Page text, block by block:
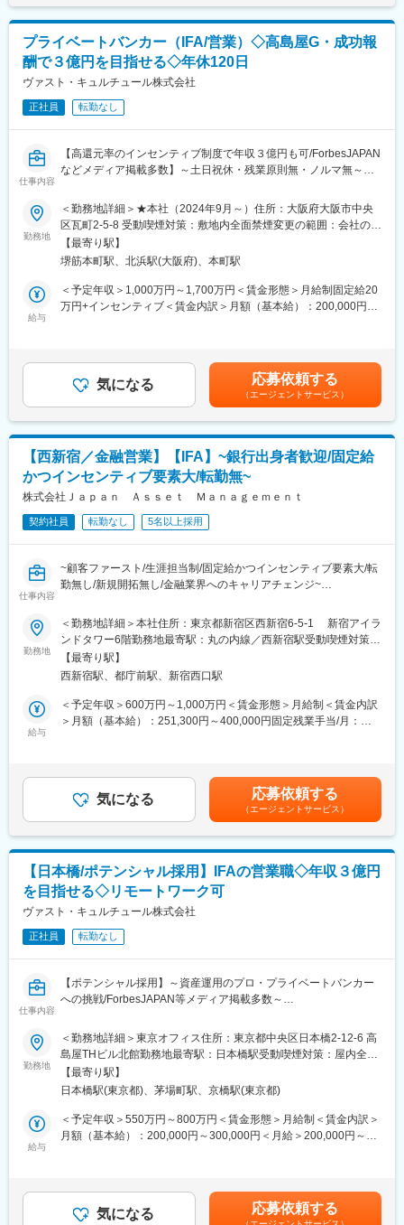
うものがありません。
お客様へのより良い提案に集中いただけます。
（2）転勤無し！長期的にお客様のサポート可能
お客様の一生涯のパートナーになることで、短期的なアドバイス
ではなく、長期的な視点でアドバイスすることが可能です。
※営業スタイル：電話・商談（外回り）
【研修・サポート体制】
研修資料等を活用しながら、先輩プライベートバンカーが教育担
当としてつき、成長・活躍できるようOJTを実行していきます。
新規開拓からアフターフォローまでしっかりとサポートいたしま
す。
【一人立ちの時期】
２年程度を目安としておりますが、早い方だと半年で一人前とし
て昇格し、現在もご活躍頂いております。
【過去の入社者経歴】
■当社の特徴・魅力：
（1）創業メンバーがスイスのプライベートバンク出身
営業開始から約２年半で預かり資産残高約３２０億円突破。豊富
（2）トップダウンではない、フラットな社風
定期的に営業戦略会議を開催し、成功事例の共有や、お客様の相
富裕層向けのプライベートバンクである当社は取扱金額も大きい
ため、成果報酬で高収入を目指せます。
■IFAとは：
「独立系ファイナンシャルアドバイザー」とも呼ばれる、金融ア
ドバイザーの業態の一種です。既存の金融機関から独立している
ため、中立的な立場で顧客の立場に立った金融アドバイスが可能
です。今後日本でも高く評価される兆しがあり将来性があるビジ
ネスです。
プライベートバンカー（IFA/営業）◇高島屋G・成功報
酬で３億円を目指せる◇年休120日
ヴァスト・キュルチュール株式会社
正社員 転勤なし
仕事内容
【高還元率のインセンティブ制度で年収３億円も可/ForbesJAPAN
などメディア掲載多数】～土日祝休・残業原則無・ノルマ無～
＜当社について＞
プライベートバンク発祥の地である、スイスに本店を構える金融
機関で経験を積んだプライベートバンカーが創業した、ウェル
ス・マネジメントファームです。2024年６月に株式会社高島屋と
資本業務提携契約を交わし、国内唯一の「百貨店×プライベートバ
ンク」サービスを開始するほか、より多様なサービスを開発・提
供していくことが可能となりました。
して以下の業務をお任せしたいと考えています。
＜具体的には＞
・お客様の専任担当者として、資産運用、社会貢献、承継、次世
豊かになるよう、専門家と協働し、各プロジェクトの成功を牽引
します。
・ビジョンミッションへの共感と実績を踏まえ、チームを束ねる
マネージャー職に就任して頂くことも想定しています。
■特徴・魅力：
（1）創業メンバーがプライベートバンク出身
経験値が豊富にあることが強みです。金融と社会貢献を主要事業
に掲げており、お客様に評価をいただいています。
（2）トップダウンではない、フラットな社風
談事に対する解決案を様々な角度から全員で考え意見を出し合う
という機会を設けています。ベンチャーだからこそできる様々な
組織づくりに携わることが出来ます。
（3）交流関係の広がり
しネットワーク構築の機会を得ることができます。
（4）当社のビジョン
ん、お金には換えられない体験や喜びを味わっていただける場を
提供できるように寄り添っています。
・大切なお子様やお孫様により豊かな教育環境を整え、その機会
を与えてあげたいというお客様の想いを実現するべくスイスボー
ディングスクールと連携しています。
変更の範囲：会社の定める業務
勤務地
＜勤務地詳細＞★本社（2024年9月～）住所：大阪府大阪市中央
区瓦町2-5-8 受動喫煙対策：敷地内全面禁煙変更の範囲：会社の定
める事業所（リモートワーク含む）
【最寄り駅】
堺筋本町駅、北浜駅(大阪府)、本町駅
給与
＜予定年収＞1,000万円～1,700万円＜賃金形態＞月給制固定給20
万円+インセンティブ＜賃金内訳＞月額（基本給）：200,000円＜
るほど増えていきます。詳細は面談時にお伝えします。※こちらの
ポジションは成果報酬につき、実績次第では３億円以上も実現可
能です。賃金はあくまでも目安の金額であり、選考を通じて上下
する可能性があります。月給(月額)は固定手当を含めた表記です。
気になる 応募依頼する
（エージェントサービス）
【西新宿／金融営業】【IFA】~銀行出身者歓迎/固定給
かつインセンティブ要素大/転勤無~
株式会社Ｊａｐａｎ Ａｓｓｅｔ Ｍａｎａｇｅｍｅｎｔ
契約社員 転勤なし 5名以上採用
仕事内容
~顧客ファースト/生涯担当制/固定給かつインセンティブ要素大/転
勤無し/新規開拓無し/金融業界へのキャリアチェンジ~
●生涯担当制
「顧客ファースト」を第一に顧客継続率99％を維持。既存のルー
ルや常識にとらわれず、お客様の生涯に寄り添い最善の提案を追
求。
●自分自身で目標を決め業務を遂行
目標は会社が設定することなく期初に上司と相談の上、個人で設
定。ご自身が望む給与に合わせ目標設定が可能
※月収30万円の営業担当と月収50万円の担当が一定期間で仮に
1,000万円売り上げた場合インセンティブ含めた給与は両者とも同
ＩＦＡ (Indepenndent Financial Advisor)法人という独立した立場
でお客様にとって最適なプランをご提案頂きます。提案内容は証
券だけでなく損害保険、生命保険、国内外不動産と幅広いソリュ
ーションを用意し、資産運用だけでなくタックスマネジメントや
相続相談、事業承継ニーズ等のお客様の様々なニーズに対応。
短期的な金融商品の売買に終始するのではなく、二世代三世代に
わたってお客様をご担当頂きます。
[営業スタイル]
インサイドセールスからトスアップされたお客様をメインにご担
サインとなりますが、基本的に新規開拓はございません。
■インセンティブ制度
固定給がありながらインセンティブ制度にも注力。年次や月給に
詳細は面接にてご説明させて頂きますが、考え方としては「個人
売上」－「月給」＝「賞与」という計算になります。
いうアドバイザーがつく一任運用サービスを開始し、手数料も業
界最低水準の1％と他社に先駆けて高度なサービスを展開。また、
勤務地
＜勤務地詳細＞本社住所：東京都新宿区西新宿6-5-1 新宿アイラ
ンドタワー6階勤務地最寄駅：丸の内線／西新宿駅受動喫煙対策：
屋内全面禁煙変更の範囲：本文参照
【最寄り駅】
西新宿駅、都庁前駅、新宿西口駅
給与
＜予定年収＞600万円～1,000万円＜賃金形態＞月給制＜賃金内訳
＞月額（基本給）：251,300円～400,000円固定残業手当/月：
賞与実績:業績に応じて支給■給与備考：想定年収上限額はインセ
ンティブ含めた想定金額です。賞与は売り上げに応じて支給。基
本給＋賞与＋インセンティブのため給与も安定しております賃金
はあくまでも目安の金額であり、選考を通じて上下する可能性が
あります。月給(月額)は固定手当を含めた表記です。
気になる 応募依頼する
（エージェントサービス）
【日本橋/ポテンシャル採用】IFAの営業職◇年収３億円
を目指せる◇リモートワーク可
ヴァスト・キュルチュール株式会社
正社員 転勤なし
仕事内容
【ポテンシャル採用】～資産運用のプロ・プライベートバンカー
への挑戦/ForbesJAPAN等メディア掲載多数～
当社では「お金で困る人がいない世界」の実現を目指し、富裕層
のお客様に向けて資産運用、財産管理、承継等のコンサルティン
グを行い、社会全体の課題解決に取り組んでいます。
■業務内容：
プライベートバンカー（資産運用アドバイザー）として以下の業
務をお任せいたします。
スを行い、次世代、またその先を見据え、専門家と協働し各プロ
ジェクトの成功を牽引します。
勤務地
＜勤務地詳細＞東京オフィス住所：東京都中央区日本橋2-12-6 高
島屋THビル北館勤務地最寄駅：日本橋駅受動喫煙対策：屋内全面
禁煙変更の範囲：会社の定める事業所（リモートワーク含む）
【最寄り駅】
日本橋駅(東京都)、茅場町駅、京橋駅(東京都)
給与
＜予定年収＞550万円～800万円＜賃金形態＞月給制＜賃金内訳＞
月額（基本給）：200,000円～300,000円＜月給＞200,000円～
じて異なります。（賞与機会年３回）詳細は面談時にお伝えいた
します。賃金はあくまでも目安の金額であり、選考を通じて上下
気になる 応募依頼する